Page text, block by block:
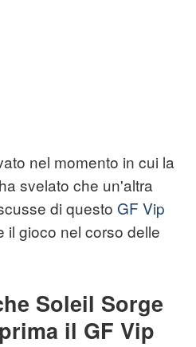
nel momento in cui la
svelato che un'altra
di questo GF Vip
il gioco nel corso delle
Soleil Sorge
il GF Vip